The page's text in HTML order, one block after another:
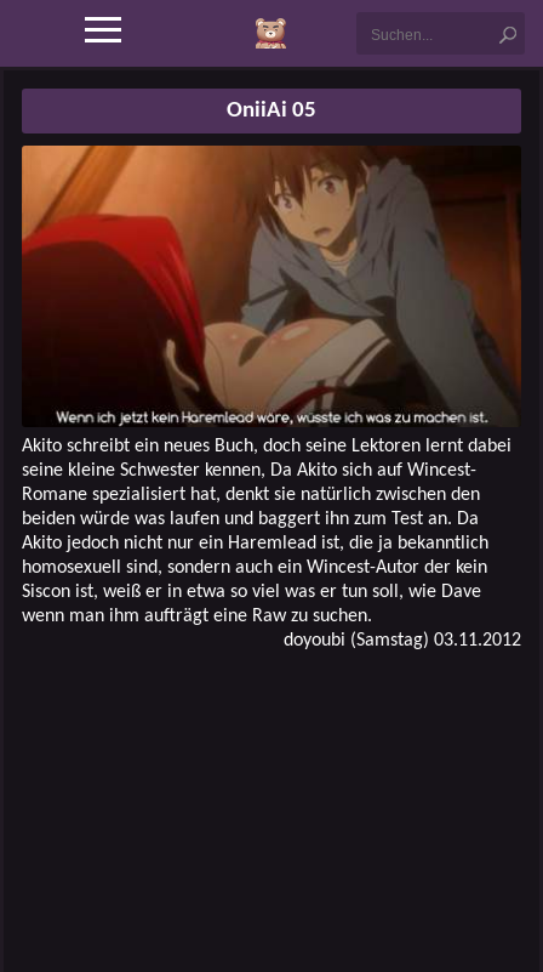
OniiAi 05
Akito schreibt ein neues Buch, doch seine Lektoren lernt dabei
seine kleine Schwester kennen, Da Akito sich auf Wincest-
Romane spezialisiert hat, denkt sie natürlich zwischen den
beiden würde was laufen und baggert ihn zum Test an. Da
Akito jedoch nicht nur ein Haremlead ist, die ja bekanntlich
homosexuell sind, sondern auch ein Wincest-Autor der kein
Siscon ist, weiß er in etwa so viel was er tun soll, wie Dave
wenn man ihm aufträgt eine Raw zu suchen.
doyoubi (Samstag) 03.11.2012